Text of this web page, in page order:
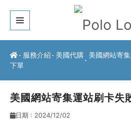
關於我們
服務介紹
常見問題
服務介紹 美國代購
美國網站寄
下單
美國網站寄集運站刷卡失
日期 : 2024/12/02